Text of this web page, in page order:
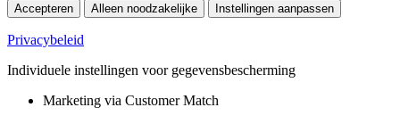
Accepteren Alleen noodzakelijke Instellingen aanpassen
Privacybeleid
Individuele instellingen voor gegevensbescherming
Marketing via Customer Match